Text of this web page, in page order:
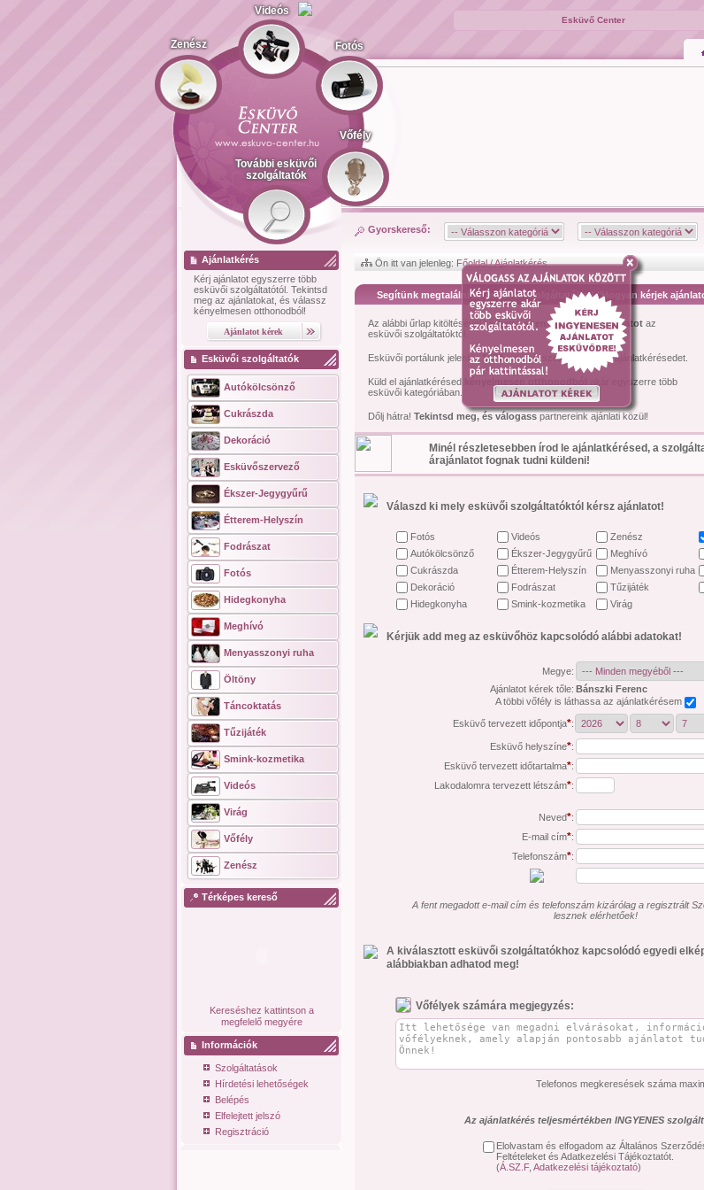
Esküvő Center
Zenész
Videós
Fotós
Vőfély
További esküvői
szolgáltatók
Ajánlatkérés
Kérj ajánlatot egyszerre több
esküvői szolgáltatótól. Tekintsd
meg az ajánlatokat, és válassz
kényelmesen otthonodból!
Esküvői szolgáltatók
Autókölcsönző
Cukrászda
Dekoráció
Esküvőszervező
Ékszer-Jegygyűrű
Étterem-Helyszín
Fodrászat
Fotós
Hidegkonyha
Meghívó
Menyasszonyi ruha
Öltöny
Táncoktatás
Tűzijáték
Smink-kozmetika
Videós
Virág
Vőfély
Zenész
Térképes kereső
Kereséshez kattintson a
megfelelő megyére
Információk
Szolgáltatások
Hírdetési lehetőségek
Belépés
Elfelejtett jelszó
Regisztráció
Gyorskereső:
Ön itt van jelenleg: Főoldal/Ajánlatkérés
Segítünk megtalálni az esküvői szolgáltatókat! "Hogyan kérjek
Az alábbi űrlap kitöltésével kérhetszszemélyre szóló ajánlatot az
esküvői szolgáltatóktól.
Esküvői portálunk jelenleg 1474esküvői szolgáltató várja ajánlatkérésedet.
Küld el ajánlatkérésed
akár egyszerre több
esküvői kategóriában.
Dőlj hátra! Tekintsd meg, és válogasspartnereink ajánlati közül!
Minél részletesebben írod le ajánlatkérésed, a
árajánlatot fognak tudni küldeni!
Válaszd ki mely esküvői szolgáltatóktól kérsz ajánlatot!
Fotós Videós Zenész
Autókölcsönző
Ékszer-Jegygyűrű Meghívó
Cukrászda
Étterem-Helyszín Menyasszonyi ruha
Dekoráció
Fodrászat Tűzijáték
Hidegkonyha
Smink-kozmetika Virág
Kérjük add meg az esküvőhöz kapcsolódó alábbi adatokat!
Megye:
Ajánlatot kérek tőle: Bánszki Ferenc
A többi vőfély is láthassa az ajánlatkérésem
Esküvő tervezett időpontja*:
Esküvő helyszíne*:
Esküvő tervezett időtartalma*:
Lakodalomra tervezett létszám*:
Neved*:
E-mail cím*:
Telefonszám*:
A fent megadott e-mail cím és telefonszám kizárólag a regisztrált
lesznek elérhetőek!
A kiválasztott esküvői szolgáltatókhoz kapcsolódó egyedi
alábbiakban adhatod meg!
Vőfélyek számára megjegyzés:
Telefonos megkeresések száma
Az ajánlatkérés teljesmértékben INGYENES
Elolvastam és elfogadom az Általános
Feltételeket és Adatkezelési Tájékoztatót.
(Á.SZ.F, Adatkezelési tájékoztató)